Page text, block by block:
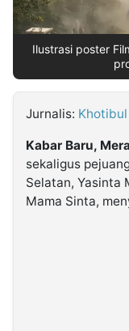
Kabarbaru.co
Ilustrasi poster
Jurnalis:
Kabar Baru,
sekaligus
Selatan, Yasinta
Mama Sinta,